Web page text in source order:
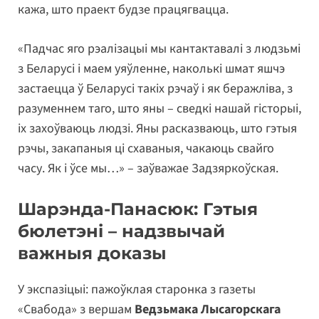
кажа, што праект будзе працягвацца.
«Падчас яго рэалізацыі мы кантактавалі з людзьмі
з Беларусі і маем уяўленне, наколькі шмат яшчэ
застаецца ў Беларусі такіх рэчаў і як беражліва, з
разуменнем таго, што яны – сведкі нашай гісторыі,
іх захоўваюць людзі. Яны расказваюць, што гэтыя
рэчы, закапаныя ці схаваныя, чакаюць свайго
часу. Як і ўсе мы…» – заўважае Задзяркоўская.
Шарэнда-Панасюк: Гэтыя
бюлетэні – надзвычай
важныя доказы
У экспазіцыі: пажоўклая старонка з газеты
«Свабода» з вершам Ведзьмака Лысагорскага